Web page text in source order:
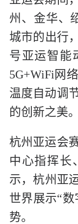
州、金华、
城市的出行
号亚运智能
5G+WiFi网
温度自动调
的创新之美。
杭州亚运会
中心指挥长
示，杭州亚
世界展示“
势。